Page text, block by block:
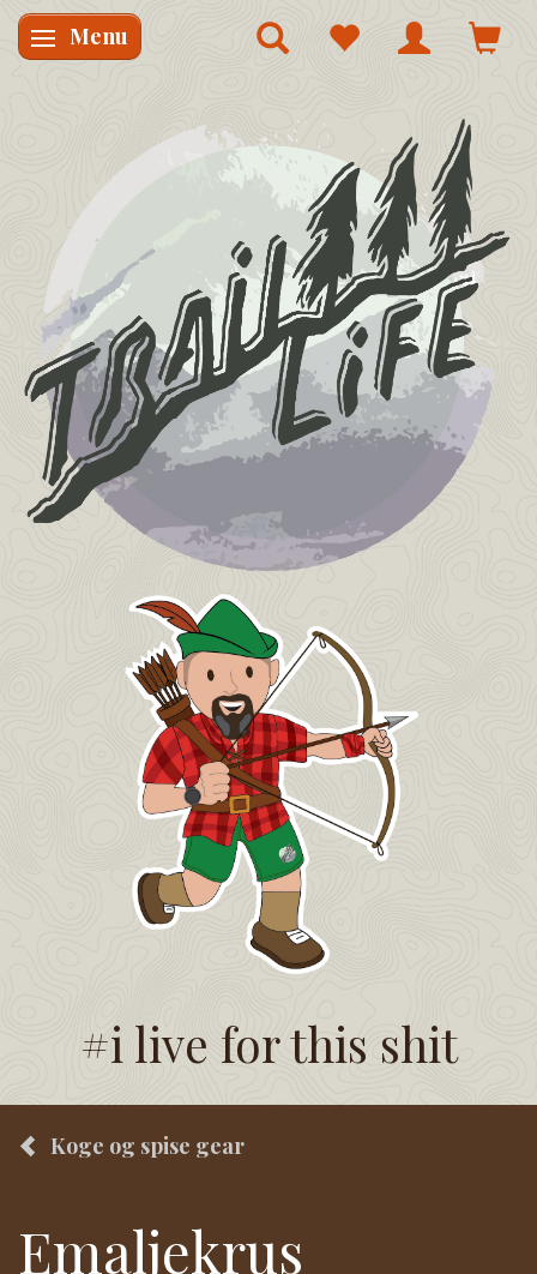
Skifte navigation
Menu
#i live for this shit
Koge og spise gear
Emaljekrus